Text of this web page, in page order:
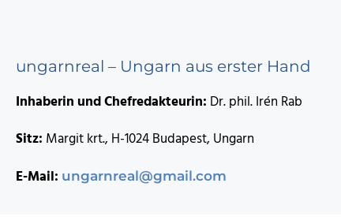
ungarnreal – Ungarn aus erster Hand
Inhaberin und Chefredakteurin: Dr. phil. Irén Rab
Sitz: Margit krt., H-1024 Budapest, Ungarn
E-Mail: ungarnreal@gmail.com